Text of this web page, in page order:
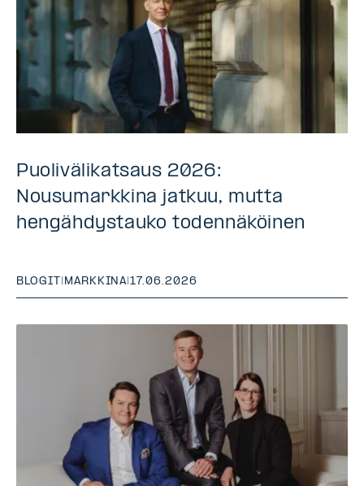
Puolivälikatsaus 2026:
Nousumarkkina jatkuu, mutta
hengähdystauko todennäköinen
BLOGIT MARKKINA |17.06.2026